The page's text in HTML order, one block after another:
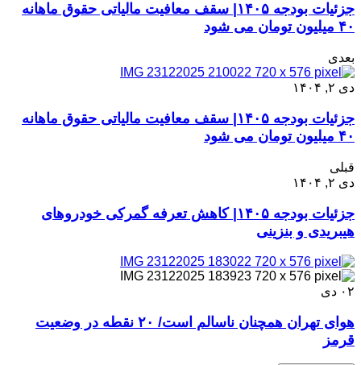
جزئیات بودجه ۱۴۰۵| سقف معافیت مالیاتی حقوق ماهانه
۴۰ میلیون تومان می شود
بعدی
دی ۲, ۱۴۰۴
جزئیات بودجه ۱۴۰۵| سقف معافیت مالیاتی حقوق ماهانه
۴۰ میلیون تومان می شود
قبلی
دی ۲, ۱۴۰۴
جزئیات بودجه ۱۴۰۵| کاهش تعرفه گمرکی خودروهای
هیبریدی و بنزینی
۰۲ دی
هوای تهران همچنان ناسالم است/ ۲۰ نقطه در وضعیت
قرمز